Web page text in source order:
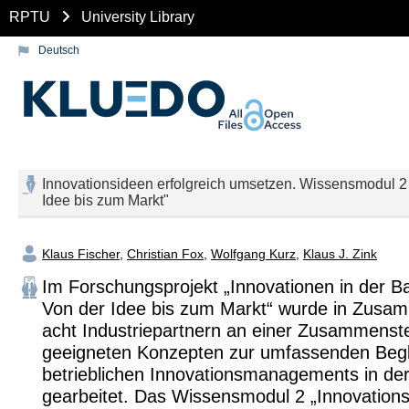
RPTU University Library
Deutsch
Innovationsideen erfolgreich umsetzen. Wissensmodul
Idee bis zum Markt"
Klaus Fischer, Christian Fox Wolfgang Kurz Klaus J. Zink
Im Forschungsprojekt „Innovationen in der
Von der Idee bis zum Markt“ wurde in
acht Industriepartnern an einer
geeigneten Konzepten zur umfassenden
betrieblichen Innovationsmanagements in
gearbeitet. Das Wissensmodul 2